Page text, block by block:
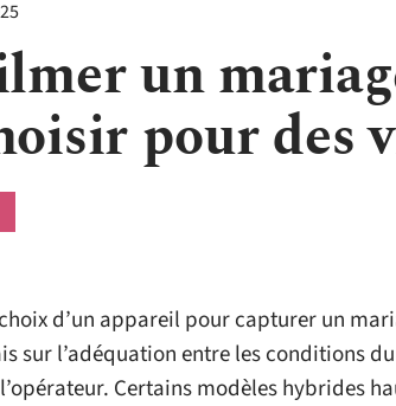
un
pour des
d’un appareil pour capturer un
sur l’adéquation entre les conditions
Certains modèles hybrides